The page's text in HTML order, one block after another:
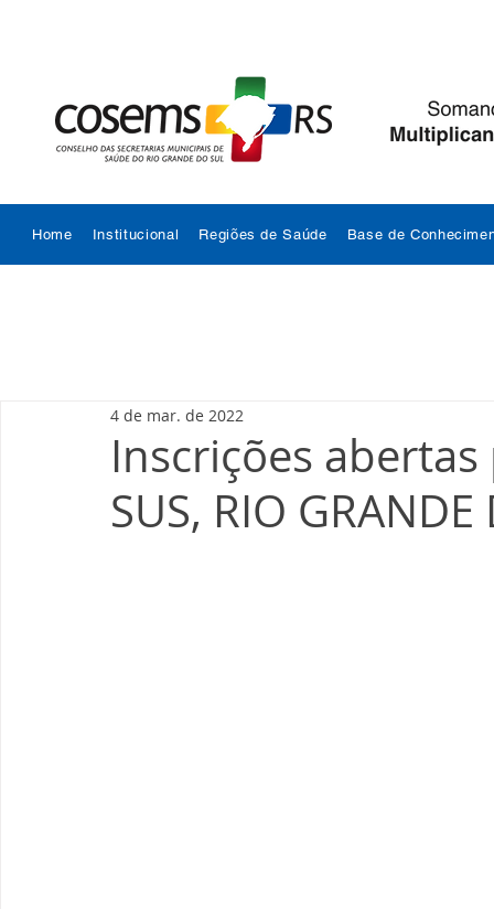
Home Institucional Regiões de Saúde Base de
Inscrições abertas
SUS, RIO GRANDE
4 de mar. de 2022